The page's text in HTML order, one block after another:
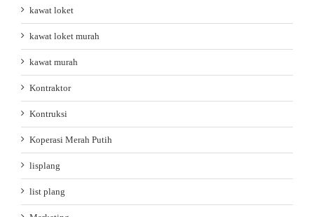
kawat loket
kawat loket murah
kawat murah
Kontraktor
Kontruksi
Koperasi Merah Putih
lisplang
list plang